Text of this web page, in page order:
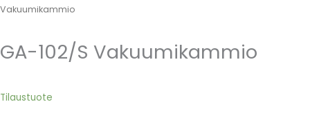
Vakuumikammio
GA-102/S Vakuumikammio
Tilaustuote
GA-